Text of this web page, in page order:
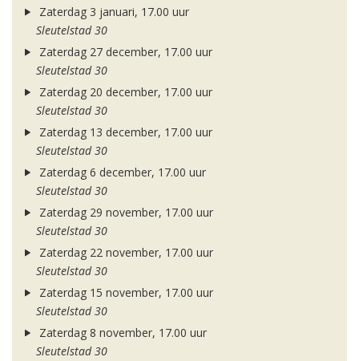
Zaterdag 3 januari, 17.00 uur
Sleutelstad 30
Zaterdag 27 december, 17.00 uur
Sleutelstad 30
Zaterdag 20 december, 17.00 uur
Sleutelstad 30
Zaterdag 13 december, 17.00 uur
Sleutelstad 30
Zaterdag 6 december, 17.00 uur
Sleutelstad 30
Zaterdag 29 november, 17.00 uur
Sleutelstad 30
Zaterdag 22 november, 17.00 uur
Sleutelstad 30
Zaterdag 15 november, 17.00 uur
Sleutelstad 30
Zaterdag 8 november, 17.00 uur
Sleutelstad 30